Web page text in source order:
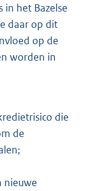
in het Bazelse
daar op dit
op de
worden in
die
de
nieuwe